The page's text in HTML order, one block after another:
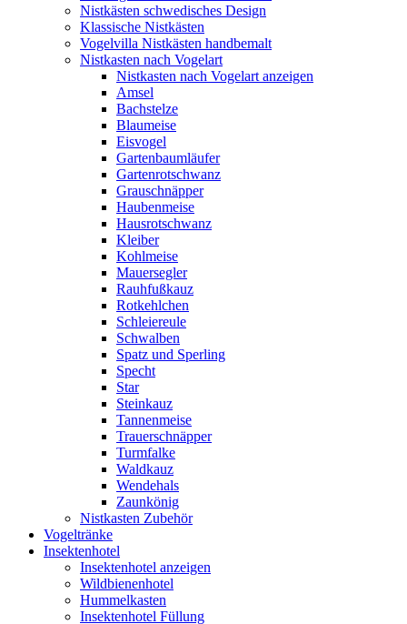
Nistkästen schwedisches Design
Klassische Nistkästen
Vogelvilla Nistkästen handbemalt
Nistkasten nach Vogelart
Nistkasten nach Vogelart anzeigen
Amsel
Bachstelze
Blaumeise
Eisvogel
Gartenbaumläufer
Gartenrotschwanz
Grauschnäpper
Haubenmeise
Hausrotschwanz
Kleiber
Kohlmeise
Mauersegler
Rauhfußkauz
Rotkehlchen
Schleiereule
Schwalben
Spatz und Sperling
Specht
Star
Steinkauz
Tannenmeise
Trauerschnäpper
Turmfalke
Waldkauz
Wendehals
Zaunkönig
Nistkasten Zubehör
Vogeltränke
Insektenhotel
Insektenhotel anzeigen
Wildbienenhotel
Hummelkasten
Insektenhotel Füllung